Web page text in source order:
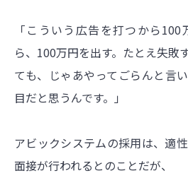
「こういう広告を打つから
ら、100万円を出す。たとえ失敗
ても、じゃあやってごらんと言
目だと思うんです。」
アビックシステムの採用は、適
面接が行われるとのことだが、